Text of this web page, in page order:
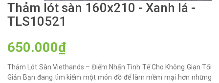
Thảm lót sàn 160x210 - Xanh lá -
TLS10521
650.000₫
Thảm Lót Sàn Viethands – Điểm Nhấn Tinh Tế Cho Không Gian Tối
Giản Bạn đang tìm kiếm một món đồ để làm mềm mại hơn những